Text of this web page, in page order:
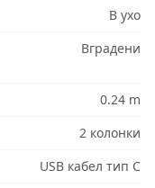
В ухо
Вградени
0.24 m
2 колонки
USB кабел тип C